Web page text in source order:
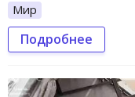
Мир
Подробнее